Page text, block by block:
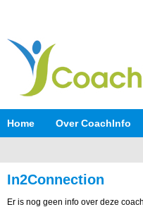
Home Over CoachInfo
In2Connection
Er is nog geen info over deze